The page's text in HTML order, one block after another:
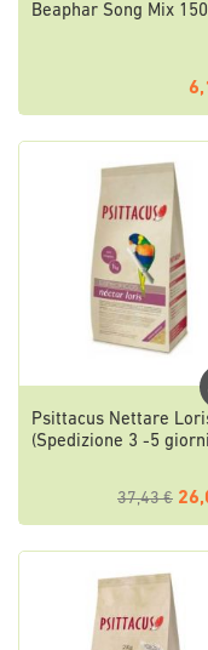
Beaphar Song Mix
Psittacus Nettare
(Spedizione 3 -5
37,43 €